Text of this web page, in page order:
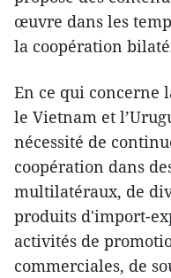
œuvre dans les
la coopération
En ce qui concerne
le Vietnam et
nécessité de
coopération dans
multilatéraux, de
produits d'import-
activités de
commerciales, de